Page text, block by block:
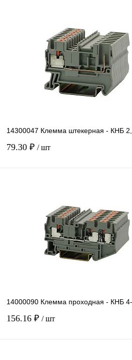
14300047 Клемма штекерная - КНБ
79.30 ₽ / шт
Купить в 1 клик Сравнение
В избранное Под заказ
14000090 Клемма проходная - КНБ
156.16 ₽ / шт